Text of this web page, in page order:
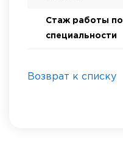
Стаж работы по
специальности
Возврат к списку